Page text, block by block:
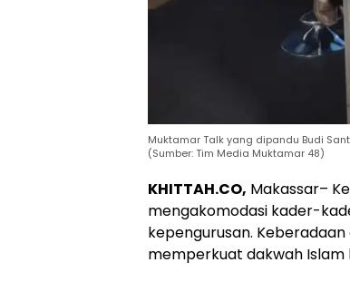
Muktamar Talk yang dipandu Budi
(Sumber: Tim Media Muktamar 48)
KHITTAH.CO, Makassar–
mengakomodasi kader-
kepengurusan.
memperkuat dakwah Islam